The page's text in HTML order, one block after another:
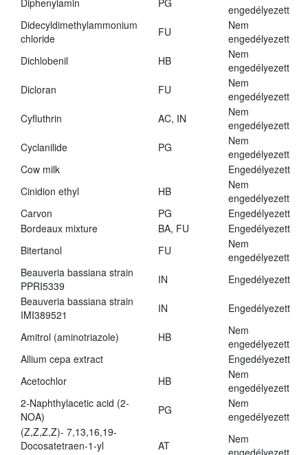
Diphenylamin
PG
engedélyezett
Didecyldimethylammonium
chloride
FU
Nem
engedélyezett
Dichlobenil
HB
Nem
engedélyezett
Dicloran
FU
Nem
engedélyezett
Cyfluthrin
AC, IN
Nem
engedélyezett
Cyclanilide
PG
Nem
engedélyezett
Cow milk
Engedélyezett
Cinidion ethyl
HB
Nem
engedélyezett
Carvon
PG
Engedélyezett
Bordeaux mixture
BA, FU
Engedélyezett
Bitertanol
FU
Nem
engedélyezett
Beauveria bassiana strain
PPRI5339
IN
Engedélyezett
Beauveria bassiana strain
IMI389521
IN Engedélyezett
Amitrol (aminotriazole) HB
Nem
engedélyezett
Allium cepa extract
Engedélyezett
Acetochlor
HB
Nem
engedélyezett
2-Naphthylacetic acid (2-
NOA)
PG
Nem
engedélyezett
(Z,Z,Z,Z)- 7,13,16,19-
Docosatetraen-1-yl
AT
Nem